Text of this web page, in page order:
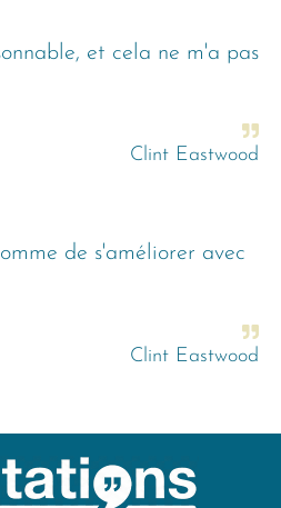
et cela ne m'a pas
Clint Eastwood
de s'améliorer avec
Clint Eastwood